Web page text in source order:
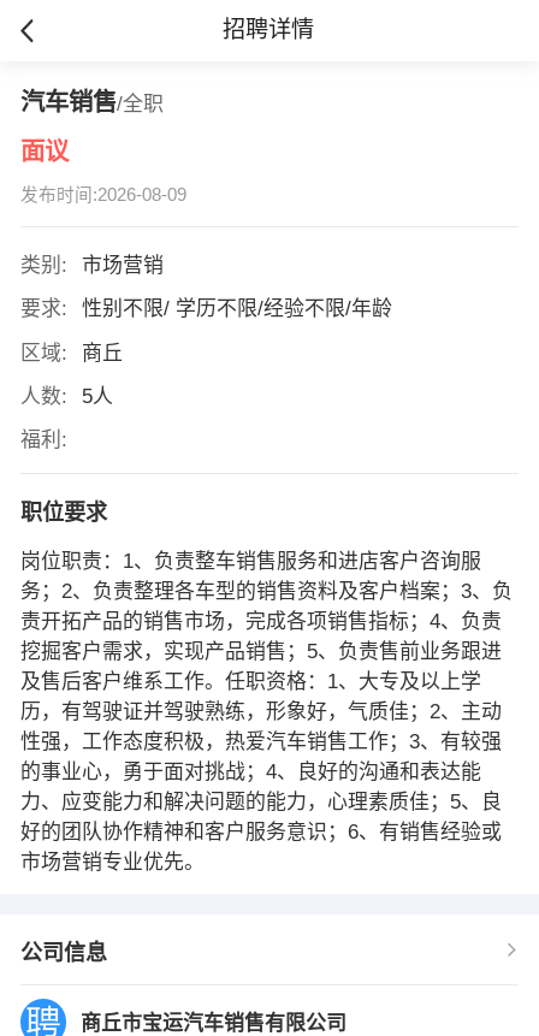
招聘详情
汽车销售/全职
面议
发布时间:2026-08-09
类别:
市场营销
要求:
性别不限/ 学历不限/经验不限/年龄
区域:
商丘
人数:
5人
福利:
职位要求
岗位职责：1、负责整车销售服务和进店客户咨询服
务；2、负责整理各车型的销售资料及客户档案；3、负
责开拓产品的销售市场，完成各项销售指标；4、负责
挖掘客户需求，实现产品销售；5、负责售前业务跟进
及售后客户维系工作。任职资格：1、大专及以上学
历，有驾驶证并驾驶熟练，形象好，气质佳；2、主动
性强，工作态度积极，热爱汽车销售工作；3、有较强
的事业心，勇于面对挑战；4、良好的沟通和表达能
力、应变能力和解决问题的能力，心理素质佳；5、良
好的团队协作精神和客户服务意识；6、有销售经验或
市场营销专业优先。
公司信息
商丘市宝运汽车销售有限公司